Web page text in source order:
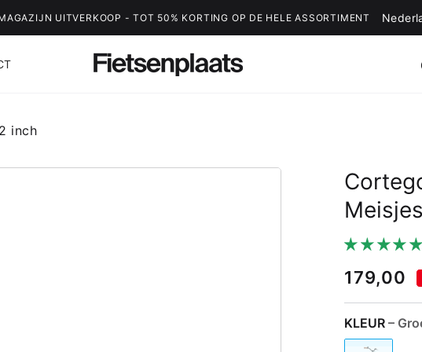
UITVERKOOP - TOT 50% KORTING OP DE HELE ASSORTIMENT
inch
179,00
KLEUR–